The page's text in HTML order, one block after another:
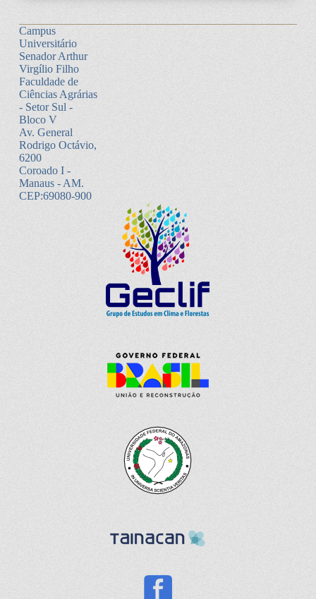
Campus
Universitário
Senador Arthur
Virgílio Filho
Faculdade de
Ciências Agrárias
- Setor Sul -
Bloco V
Av. General
Rodrigo Octávio,
6200
Coroado I -
Manaus - AM.
CEP:69080-900